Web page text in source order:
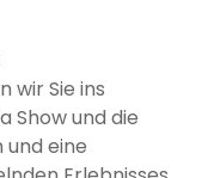
wir Sie ins
Show und die
und eine